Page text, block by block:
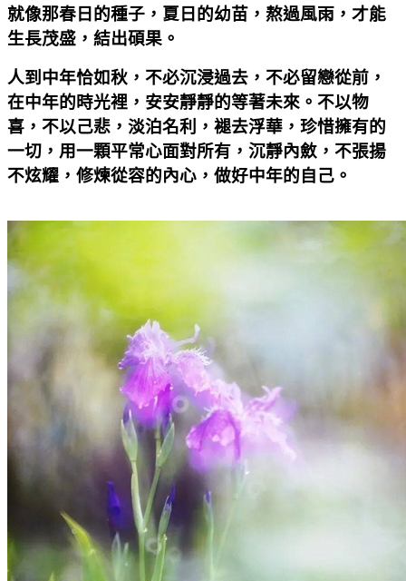
就像那春日的種子，夏日的幼苗，熬過風雨，才能
生長茂盛，結出碩果。
人到中年恰如秋，不必沉浸過去，不必留戀從前，
在中年的時光裡，安安靜靜的等著未來。不以物
喜，不以己悲，淡泊名利，褪去浮華，珍惜擁有的
一切，用一顆平常心面對所有，沉靜內斂，不張揚
不炫耀，修煉從容的內心，做好中年的自己。